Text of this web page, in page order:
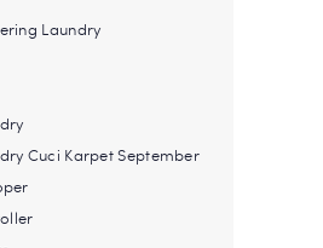
Laundry
Cuci Karpet September